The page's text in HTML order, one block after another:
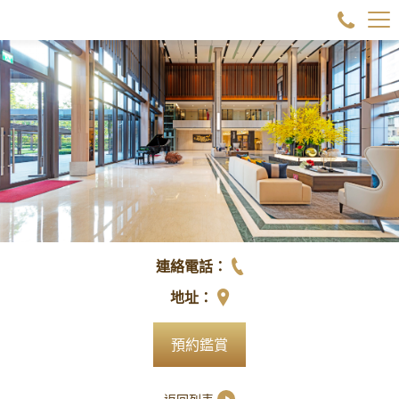
預約鑑賞
連絡電話：
地址：